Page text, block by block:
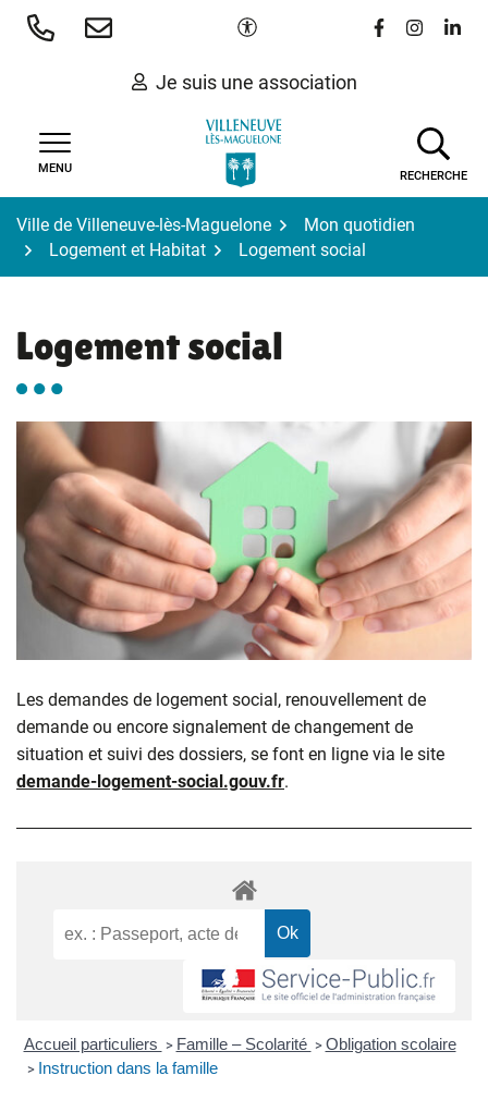
Aller
Paramètres d'accessibilité
Lien vers le
Lien vers
Lien
Je suis une association
MENU
RECHERCHE
Ville de Villeneuve-lès-Maguelone
Mon quotidien
Logement et Habitat
Logement social
Logement social
Les demandes de logement social, renouvellement de
demande ou encore signalement de changement de
situation et suivi des dossiers, se font en ligne via le site
demande-logement-social.gouv.fr.
Accueil particuliers > Famille – Scolarité > Obligation scolaire
> Instruction dans la famille